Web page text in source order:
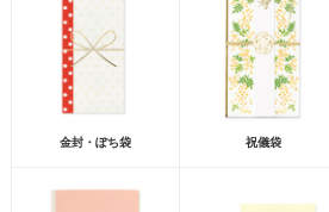
金封・ぽち袋 祝儀袋